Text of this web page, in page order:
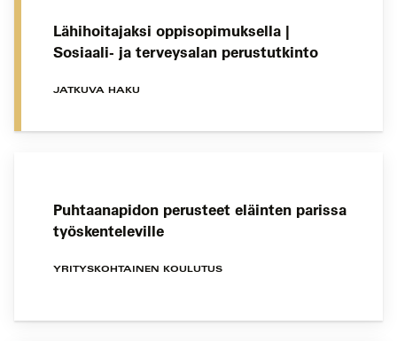
Lähihoitajaksi oppisopimuksella |
Sosiaali- ja terveysalan perustutkinto
JATKUVA HAKU
Puhtaanapidon perusteet eläinten parissa
työskenteleville
YRITYSKOHTAINEN KOULUTUS